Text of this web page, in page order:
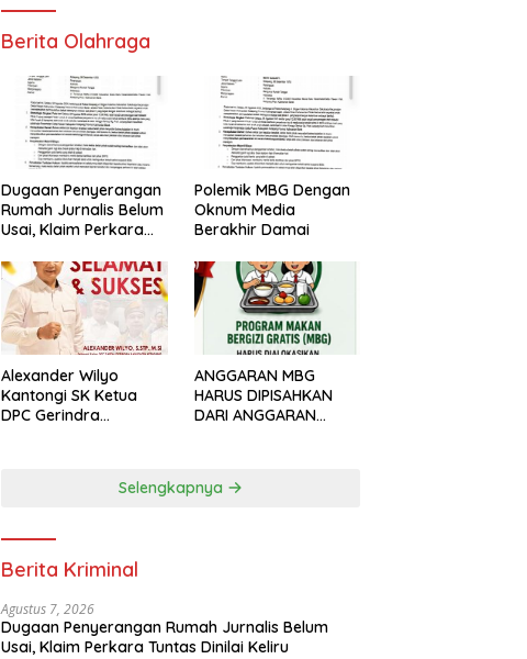
Berita Olahraga
Dugaan Penyerangan
Rumah Jurnalis Belum
Usai, Klaim Perkara
Polemik MBG Dengan
Oknum Media
Berakhir Damai
Alexander Wilyo
Kantongi SK Ketua
DPC Gerindra
ANGGARAN MBG
HARUS DIPISAHKAN
DARI ANGGARAN
Selengkapnya
Berita Kriminal
Agustus 7, 2026
Dugaan Penyerangan Rumah Jurnalis Belum
Usai, Klaim Perkara Tuntas Dinilai Keliru